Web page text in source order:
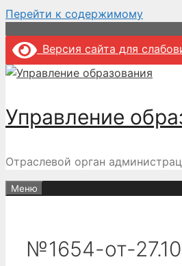
Перейти к содержимому
Версия сайта для
Управление
Отраслевой орган
Меню
№1654-от-